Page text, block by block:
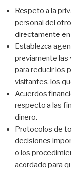
Respeto a la
personal del
directamente en
Establezca
previamente las
para reducir los
visitantes, los
Acuerdos
respecto a las
dinero.
Protocolos de
decisiones
o los
acordado para